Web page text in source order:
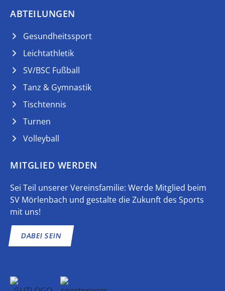
ABTEILUNGEN
Gesundheitssport
Leichtathletik
SV/BSC Fußball
Tanz & Gymnastik
Tischtennis
Turnen
Volleyball
MITGLIED WERDEN
Sei Teil unserer Vereinsfamilie: Werde Mitglied beim
SV Mörlenbach und gestalte die Zukunft des Sports
mit uns!
DABEI SEIN